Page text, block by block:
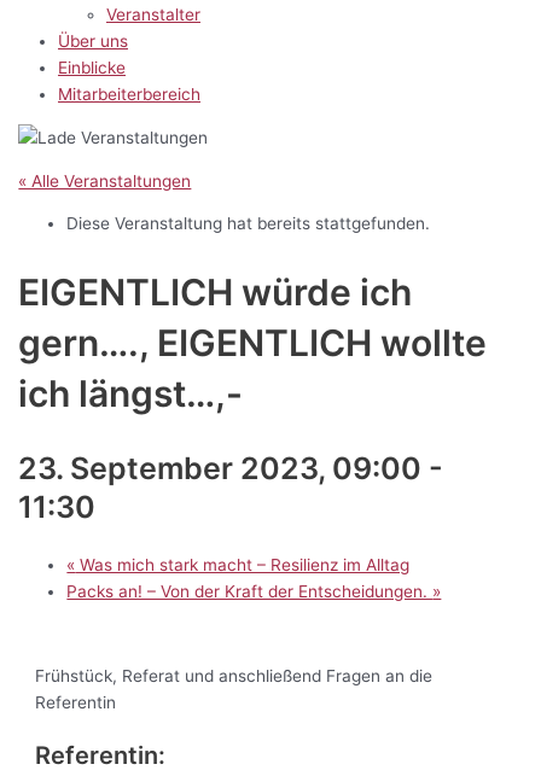
Veranstalter
Über uns
Einblicke
Mitarbeiterbereich
« Alle Veranstaltungen
Diese Veranstaltung hat bereits stattgefunden.
EIGENTLICH würde ich
gern…., EIGENTLICH wollte
ich längst…,-
23. September 2023, 09:00 -
11:30
« Was mich stark macht – Resilienz im Alltag
Packs an! – Von der Kraft der Entscheidungen. »
Frühstück, Referat und anschließend Fragen an die
Referentin
Referentin: